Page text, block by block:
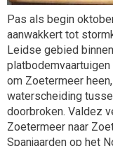
Pas als begin
aanwakkert tot
Leidse gebied
om Zoetermeer
waterscheiding
doorbroken. Valdez
Zoetermeer naar
Spanjaarden op het